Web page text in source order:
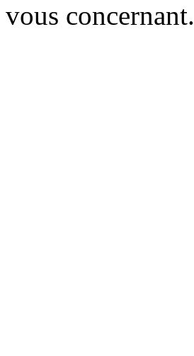
vous concernant.